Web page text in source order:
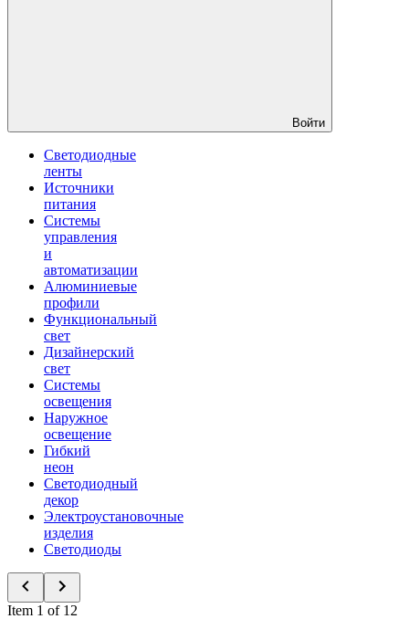
Войти
Светодиодные
ленты
Источники
питания
Системы
управления
и
автоматизации
Алюминиевые
профили
Функциональный
свет
Дизайнерский
свет
Системы
освещения
Наружное
освещение
Гибкий
неон
Светодиодный
декор
Электроустановочные
изделия
Светодиоды
Item 1 of 12